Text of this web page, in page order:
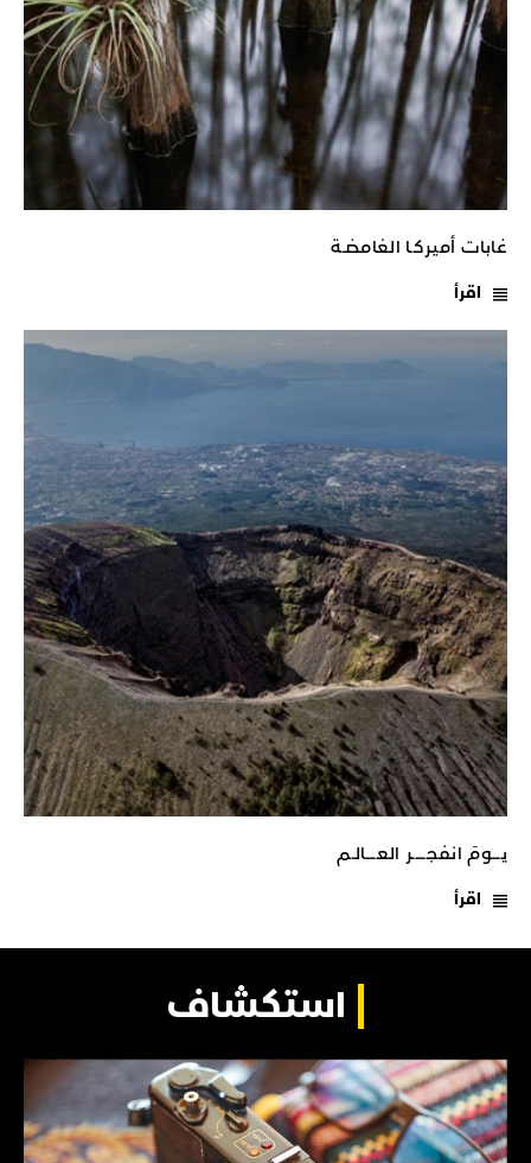
غابات أميركـا الغامضـة
اقرأ
يـــومَ انفجـــــر العــــالـم
اقرأ
استكشاف